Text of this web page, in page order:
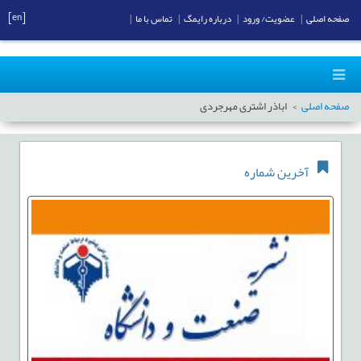
صفحه اصلی اباذر اشتری مهرجردی
آخرین شماره
صفحه اصلی عضویت/ ورود درباره رایمگ تماس با ما